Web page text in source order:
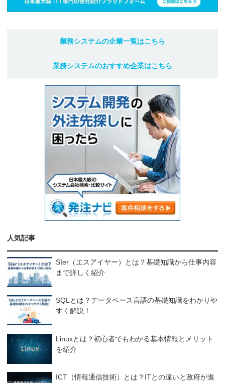
業務システムの企業一覧はこちら
業務システムのおすすめ企業はこちら
人気記事
SIer（エスアイヤー）とは？基礎知識から仕事内容
まで詳しく紹介
SQLとは？データベース言語の基礎知識をわかりや
すく解説！
Linuxとは？初心者でもわかる基本情報とメリット
を紹介
ICT（情報通信技術）とは？ITとの違いと政府が進